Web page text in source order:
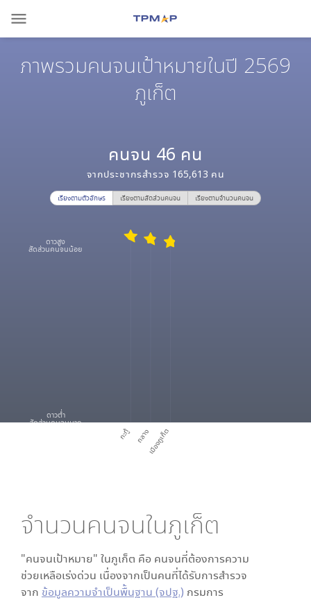
menu
ภาพรวมคนจนเป้าหมายในปี 2569
ภูเก็ต
คนจน 46 คน
จากประชากรสำรวจ 165,613 คน
เรียงตามตัวอักษร เรียงตามสัดส่วนคนจน เรียงตามจำนวนคนจน
กะทู้ ถลางเมืองภูเก็ต
ดาวสูง
สัดส่วนคนจนน้อย
ดาวต่ำ
สัดส่วนคนจนมาก
จำนวนคนจนในภูเก็ต
"คนจนเป้าหมาย" ในภูเก็ต คือ คนจนที่ต้องการความ
ช่วยเหลือเร่งด่วน เนื่องจากเป็นคนที่ได้รับการสำรวจ
จาก ข้อมูลความจำเป็นพื้นฐาน (จปฐ.) กรมการ